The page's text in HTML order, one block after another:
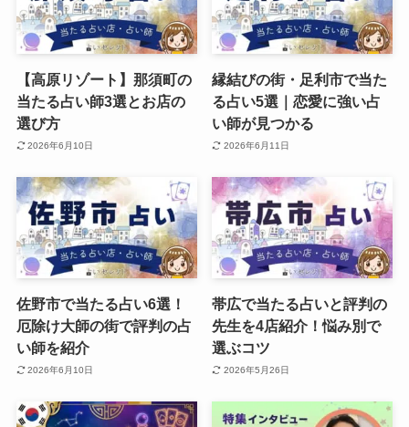
【高原リゾート】那須町の
当たる占い師3選とお店の
選び方
2026年6月10日
縁結びの街・足利市で当た
る占い5選｜恋愛に強い占
い師が見つかる
2026年6月11日
佐野市で当たる占い6選！
厄除け大師の街で評判の占
い師を紹介
2026年6月10日
帯広で当たる占いと評判の
先生を4店紹介！悩み別で
選ぶコツ
2026年5月26日